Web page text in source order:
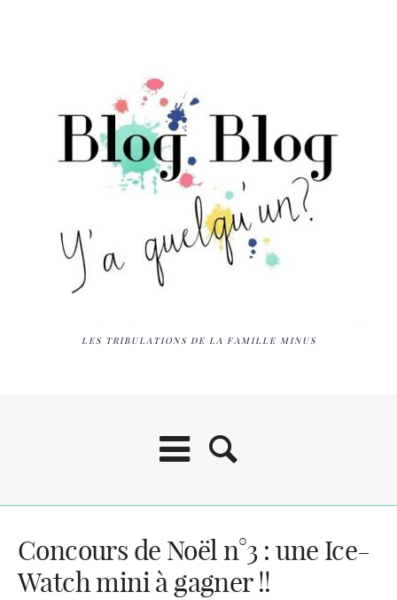
LES TRIBULATIONS DE LA FAMILLE MINUS
Concours de Noël n°3 : une Ice-
Watch mini à gagner !!